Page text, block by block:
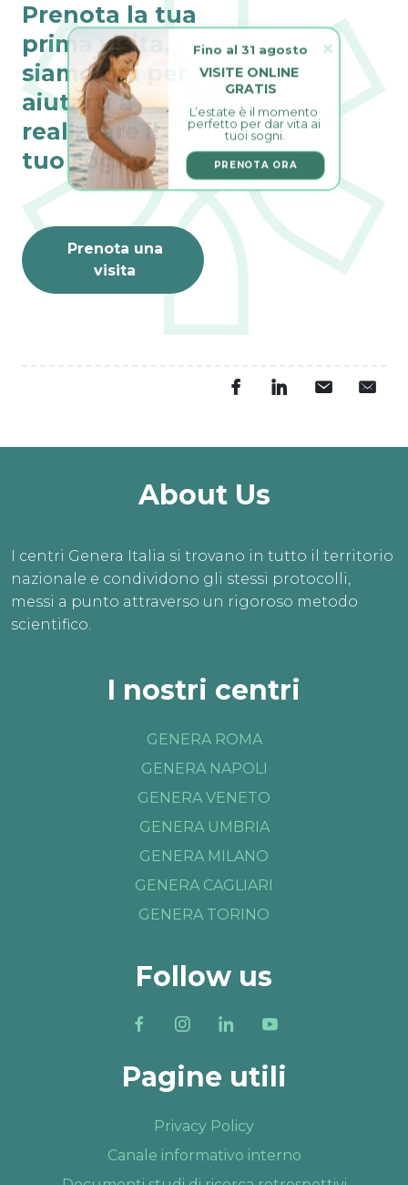
Prenota la tua
prima visita,
siamo qui per
aiutarti a
realizzare il
tuo sogno
Prenota una
visita
About Us
I centri Genera Italia si trovano in tutto il territorio
nazionale e condividono gli stessi protocolli,
messi a punto attraverso un rigoroso metodo
scientifico.
I nostri centri
GENERA ROMA
GENERA NAPOLI
GENERA VENETO
GENERA UMBRIA
GENERA MILANO
GENERA CAGLIARI
GENERA TORINO
Follow us
Pagine utili
Privacy Policy
Canale informativo interno
VISITE ONLINE
GRATIS
L’estate è il momento
perfetto per dar vita ai
tuoi sogni.
PRENOTA ORA
Fino al 31 agosto